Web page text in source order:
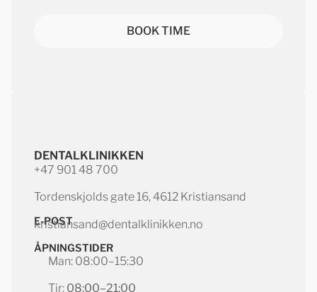
BOOK TIME
DENTALKLINIKKEN
+47 901 48 700
Tordenskjolds gate 16, 4612 Kristiansand
E-POST
kristiansand@dentalklinikken.no
ÅPNINGSTIDER
Man: 08:00–15:30
Tir: 08:00–21:00